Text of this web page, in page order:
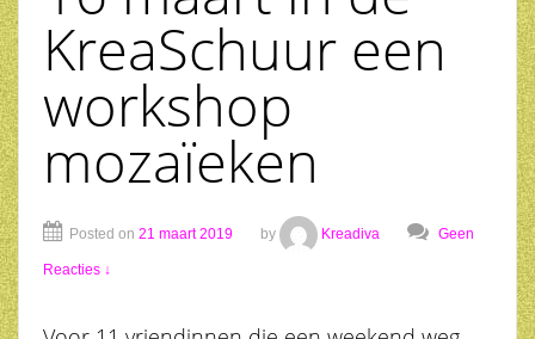
KreaSchuur een
workshop
mozaïeken
Posted on 21 maart 2019 by Kreadiva Geen
Reacties ↓